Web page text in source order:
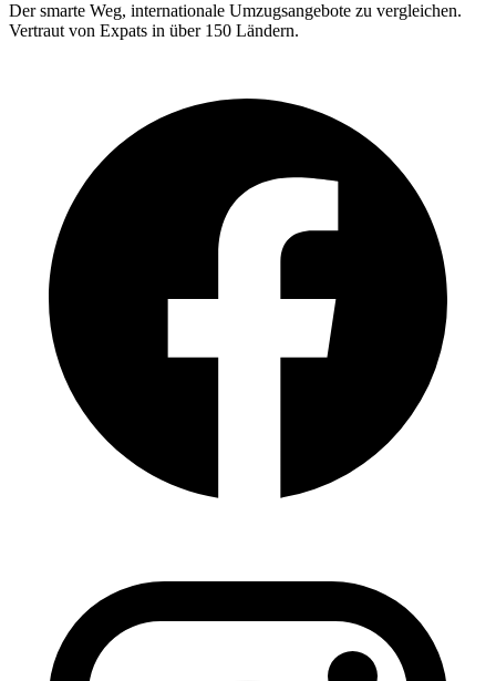
Der smarte Weg, internationale Umzugsangebote zu vergleichen.
Vertraut von Expats in über 150 Ländern.